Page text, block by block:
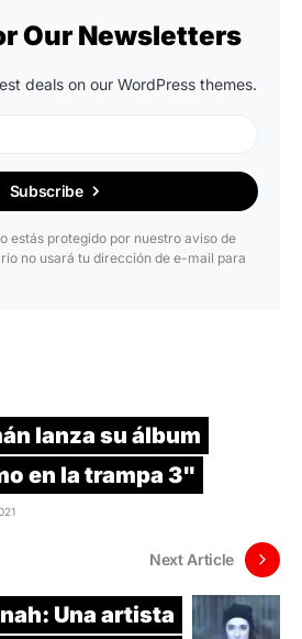
Our Newsletters
deals on our WordPress themes.
Subscribe
estás protegido por nuestro aviso de
no usará tu dirección de e-mail para
lanza su álbum
en la trampa 3"
Next Article
Una artista